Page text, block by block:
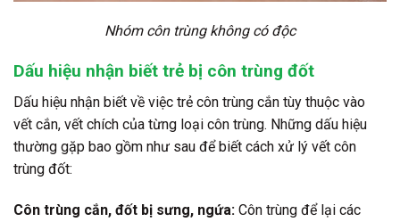
Nhóm côn trùng không có độc
Dấu hiệu nhận biết trẻ bị côn trùng đốt
Dấu hiệu nhận biết về việc trẻ côn trùng cắn tùy thuộc vào
vết cắn, vết chích của từng loại côn trùng. Những dấu hiệu
thường gặp bao gồm như sau để biết cách xử lý vết côn
trùng đốt:
Côn trùng cắn, đốt bị sưng, ngứa: Côn trùng để lại các